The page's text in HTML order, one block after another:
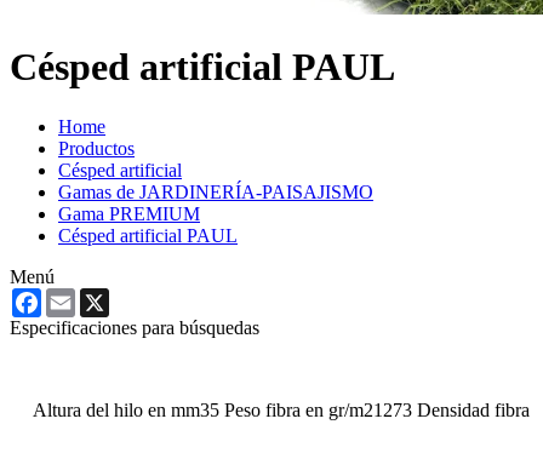
Césped artificial PAUL
Home
Productos
Césped artificial
Gamas de JARDINERÍA-PAISAJISMO
Gama PREMIUM
Césped artificial PAUL
Menú
Facebook
Email
Especificaciones para búsquedas
Altura del hilo en mm35 Peso fibra en gr/m21273 Densidad fibra